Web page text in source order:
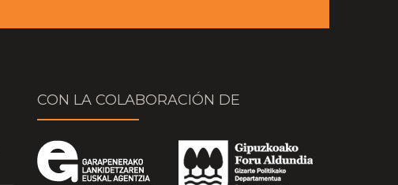
CON LA COLABORACIÓN DE